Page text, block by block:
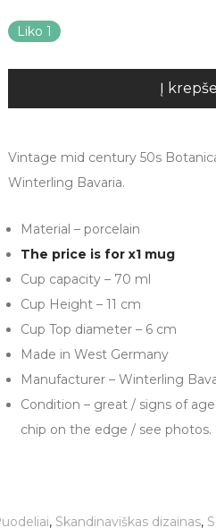
Liko 1
Į
Vintage mid century 50s
Winterling Bavaria.
Material – porcelain
The price is for x1 mug
Cup capacity – 70 ml
Cup Height – 11 cm
Cup Top diameter – 6 cm
Made in West Germany
Manufacturer – Winterling
Condition – great / signs of
chip on the edge / see photos.
, Skandinaviškas dizainas,